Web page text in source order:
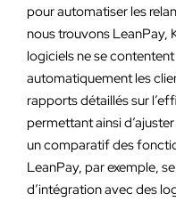
pour automatiser les
nous trouvons LeanPay,
logiciels ne se
automatiquement les
rapports détaillés sur
permettant ainsi
un comparatif des
LeanPay, par exemple,
d’intégration avec des